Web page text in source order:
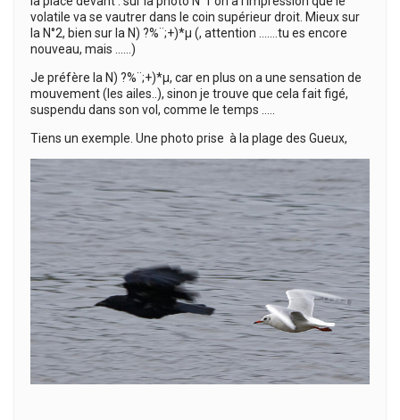
volatile va se vautrer dans le coin supérieur droit. Mieux sur
la N°2, bien sur la N) ?%¨;+)*µ (, attention …….tu es encore
nouveau, mais ……)
Je préfère la N) ?%¨;+)*µ, car en plus on a une sensation de
mouvement (les ailes..), sinon je trouve que cela fait figé,
suspendu dans son vol, comme le temps …..
Tiens un exemple. Une photo prise à la plage des Gueux,